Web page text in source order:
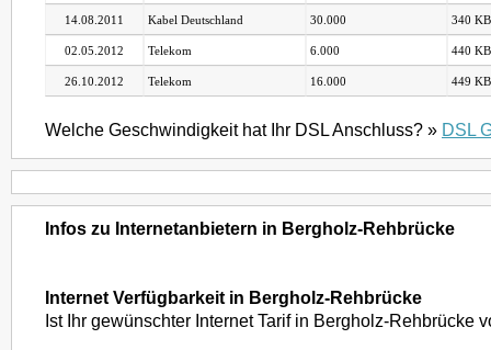
14.08.2011 Kabel Deutschland 30.000 340
02.05.2012 Telekom 6.000 440
26.10.2012 Telekom 16.000 449
Welche Geschwindigkeit hat Ihr DSL Anschluss? » DSL
Infos zu Internetanbietern in Bergholz-Rehbrücke
Internet Verfügbarkeit in Bergholz-Rehbrücke
Ist Ihr gewünschter Internet Tarif in Bergholz-Rehbrücke